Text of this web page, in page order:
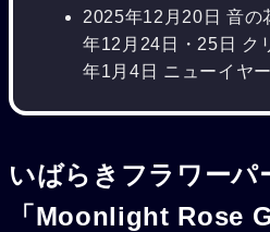
2025年12月20日 音の
年12月24日・25日 ク
年1月4日 ニューイヤ
いばらきフラワーパ
「Moonlight Rose